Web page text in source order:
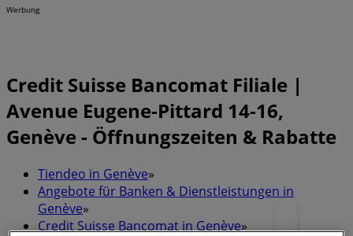
Werbung
Credit Suisse Bancomat Filiale |
Avenue Eugene-Pittard 14-16,
Genève - Öffnungszeiten & Rabatte
Tiendeo in Genève»
Angebote für Banken & Dienstleistungen in
Genève»
Credit Suisse Bancomat in Genève»